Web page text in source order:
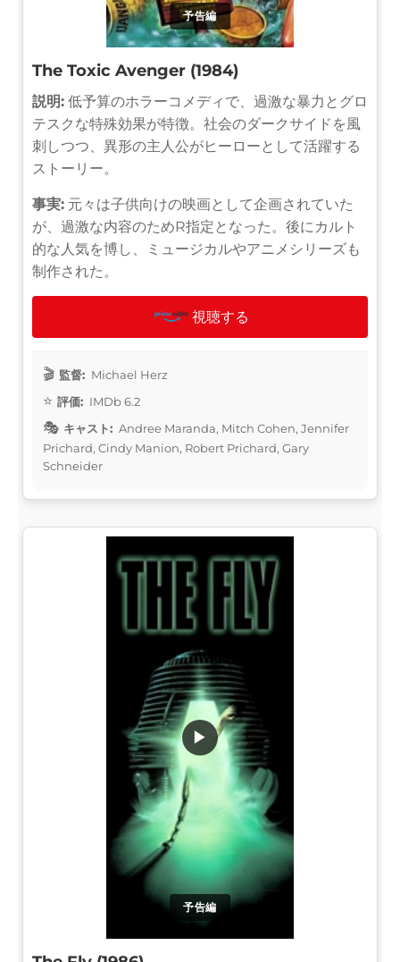
予告編
The Toxic Avenger (1984)
説明: 低予算のホラーコメディで、過激な暴力とグロ
テスクな特殊効果が特徴。社会のダークサイドを風
刺しつつ、異形の主人公がヒーローとして活躍する
ストーリー。
事実: 元々は子供向けの映画として企画されていた
が、過激な内容のためR指定となった。後にカルト
的な人気を博し、ミュージカルやアニメシリーズも
制作された。
視聴する
監督: Michael Herz
評価: IMDb 6.2
キャスト: Andree Maranda, Mitch Cohen, Jennifer
Prichard, Cindy Manion, Robert Prichard, Gary
Schneider
予告編
▶